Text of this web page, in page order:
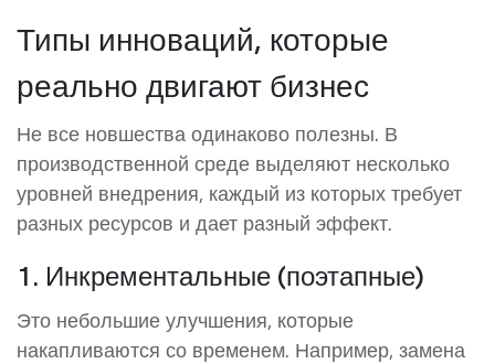
Типы инноваций, которые
реально двигают бизнес
Не все новшества одинаково полезны. В
производственной среде выделяют несколько
уровней внедрения, каждый из которых требует
разных ресурсов и дает разный эффект.
1. Инкрементальные (поэтапные)
Это небольшие улучшения, которые
накапливаются со временем. Например, замена